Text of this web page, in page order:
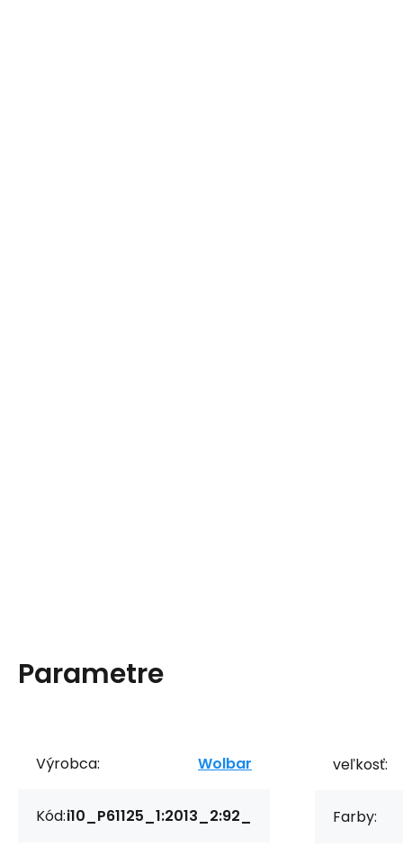
Parametre
Výrobca: Wolbar
Kód:i10_P61125_1:2013_2:92_
veľkosť:
Farby: